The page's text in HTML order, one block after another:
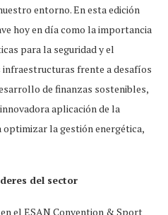
entorno. En esta edición
hoy en día como la importancia
para la seguridad y el
frente a desafíos
de finanzas sostenibles,
aplicación de la
la gestión energética,
del sector
el ESAN Convention & Sport